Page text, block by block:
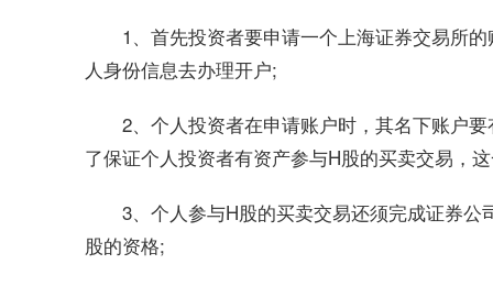
1、首先投资者要申请一个上海证券交易所
人身份信息去办理开户;
2、个人投资者在申请账户时，其名下账户
了保证个人投资者有资产参与H股的买卖交易，
3、个人参与H股的买卖交易还须完成证券
股的资格;